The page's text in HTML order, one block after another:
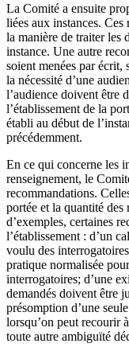
La Comité a ensuite
liées aux instances.
la manière de traiter les
instance. Une autre
soient menées par écrit,
la nécessité d’une
l’audience doivent être
l’établissement de la
établi au début de
précédemment.
En ce qui concerne les
renseignement, le
recommandations.
portée et la quantité des
d’exemples, certaines
l’établissement : d’un
voulu des
pratique normalisée
interrogatoires; d’une
demandés doivent être
présomption d’une
lorsqu’on peut recourir
toute autre ambiguïté